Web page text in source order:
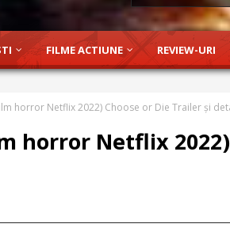
FILME ACTIUNE REVIEW-URI
horror Netflix 2022) Choose or Die Trailer și
horror Netflix